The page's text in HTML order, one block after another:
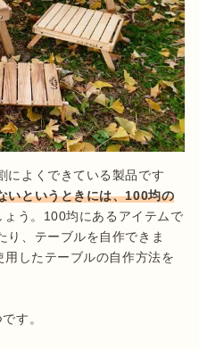
によくできている製品です
いというときには、100均の
ょう。100均にあるアイテムで
り、テーブルを自作できま
したテーブルの自作方法を
す。